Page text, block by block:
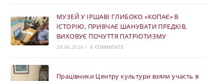
МУЗЕЙ У ІРШАВІ ГЛИБОКО «КОПАЄ» В
ІСТОРІЮ, ПРИВЧАЄ ШАНУВАТИ ПРЕДКІВ,
ВИХОВУЄ ПОЧУТТЯ ПАТРІОТИЗМУ
29.06.2026 / 0 COMMENTS
Працівники Центру культури взяли участь в